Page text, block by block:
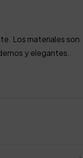
Los materiales son
y elegantes.